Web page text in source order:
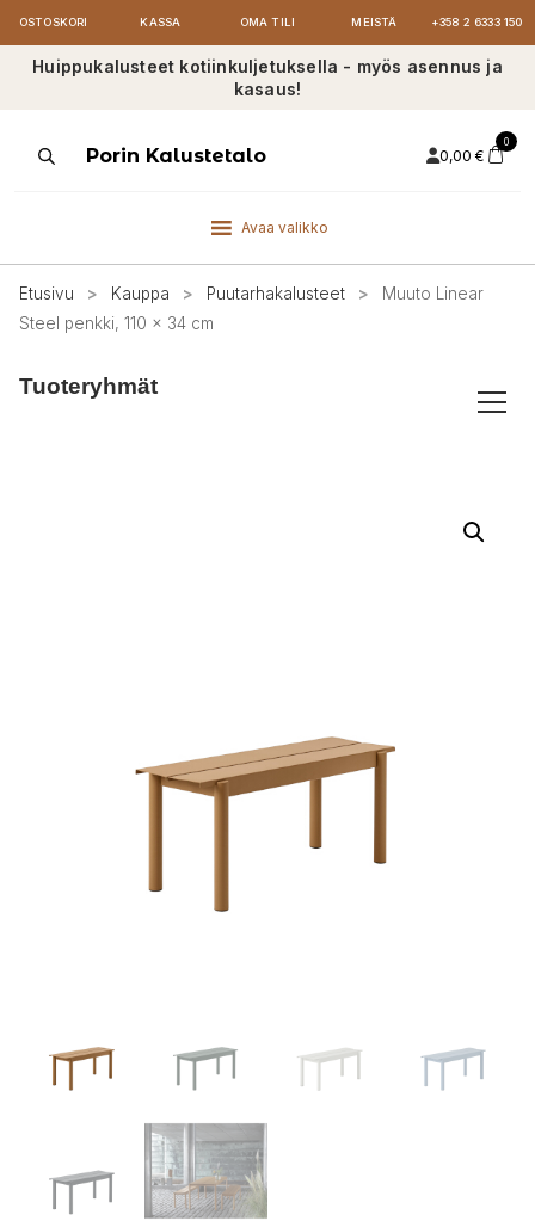
OSTOSKORI KASSA OMA TILI MEISTÄ +358 2 6333 150
Huippukalusteet kotiinkuljetuksella - myös asennus ja
kasaus!
ProductsPorin Kalustetalo 0,00 €
0
Avaa valikko
Etusivu > Kauppa > Puutarhakalusteet >
Muuto Linear
Steel penkki, 110 x 34 cm
Tuoteryhmät